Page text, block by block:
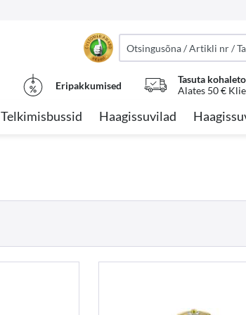
Eripakkumised
Tasuta
Alates 50 €
Telkimisbussid Haagissuvilad